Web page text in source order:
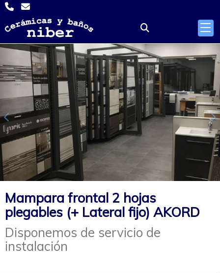
Anterior
Mampara frontal 2 hojas
plegables (+ Lateral fijo) AKORD
Disponemos de servicio de
instalación